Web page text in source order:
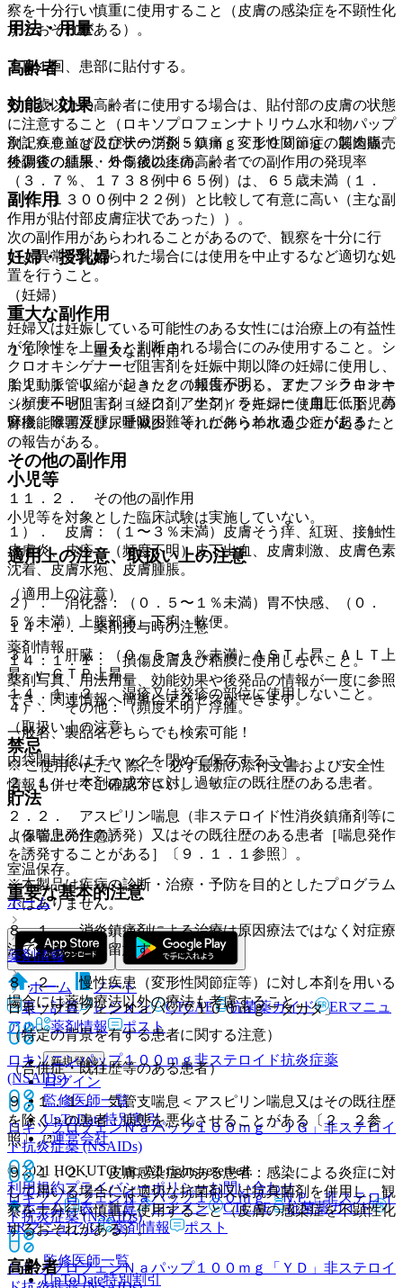
察を十分行い慎重に使用すること（皮膚の感染症を不顕性化
するおそれがある）。
高齢者
６５歳以上の高齢者に使用する場合は、貼付部の皮膚の状態
に注意すること（ロキソプロフェンナトリウム水和物パップ
剤１００ｍｇ及びテープ剤５０ｍｇ・１００ｍｇの製造販売
後調査の結果、６５歳以上の高齢者での副作用の発現率
（３．７％、１７３８例中６５例）は、６５歳未満（１．
７％、１３００例中２２例）と比較して有意に高い（主な副
作用が貼付部皮膚症状であった））。
妊婦・授乳婦
（妊婦）
妊婦又は妊娠している可能性のある女性には治療上の有益性
が危険性を上回ると判断される場合にのみ使用すること。シ
クロオキシゲナーゼ阻害剤を妊娠中期以降の妊婦に使用し、
胎児動脈管収縮が起きたとの報告がある。また、シクロオキ
シゲナーゼ阻害剤（経口剤、坐剤）を妊婦に使用し、胎児の
腎機能障害及び尿量減少、それに伴う羊水過少症が起きたと
の報告がある。
小児等
小児等を対象とした臨床試験は実施していない。
適用上の注意、取扱い上の注意
（適用上の注意）
１４．１． 薬剤投与時の注意
１４．１．１． 損傷皮膚及び粘膜に使用しないこと。
１４．１．２． 湿疹又は発疹の部位に使用しないこと。
（取扱い上の注意）
内袋開封後はチャックを閉めて保存すること。
貯法
（保管上の注意）
室温保存。
ホーム
薬剤情報
ロキソプロフェンＮａパップ１００ｍｇ「タカタ」
ロキソニンパップ１００ｍｇ非ステロイド抗炎症薬
(NSAIDs)
ロキソプロフェンＮａパップ１００ｍｇ「ＪＧ」非ステロイ
ド抗炎症薬 (NSAIDs)
ロキソプロフェンＮａパップ１００ｍｇ「ＮＰ」非ステロイ
ド抗炎症薬 (NSAIDs)
ロキソプロフェンＮａパップ１００ｍｇ「ＹＤ」 非ステロイ
用法・用量
１日１回、患部に貼付する。
効能・効果
次記疾患並びに症状の消炎・鎮痛：変形性関節症、筋肉痛、
外傷後の腫脹・外傷後の疼痛。
副作用
次の副作用があらわれることがあるので、観察を十分に行
い、異常が認められた場合には使用を中止するなど適切な処
置を行うこと。
重大な副作用
１１．１． 重大な副作用
１１．１．１． ショック（頻度不明）、アナフィラキシー
（頻度不明）：ショック、アナフィラキシー（血圧低下、蕁
麻疹、喉頭浮腫、呼吸困難等）があらわれることがある。
その他の副作用
１１．２． その他の副作用
１）． 皮膚：（１〜３％未満）皮膚そう痒、紅斑、接触性
皮膚炎、皮疹、（頻度不明）皮下出血、皮膚刺激、皮膚色素
沈着、皮膚水疱、皮膚腫脹。
２）． 消化器：（０．５〜１％未満）胃不快感、（０．
５％未満）上腹部痛、下痢・軟便。
３）． 肝臓：（０．５〜１％未満）ＡＳＴ上昇、ＡＬＴ上
昇、γ−ＧＴＰ上昇。
４）． その他：（頻度不明）浮腫。
禁忌
２．１． 本剤の成分に対し過敏症の既往歴のある患者。
２．２． アスピリン喘息（非ステロイド性消炎鎮痛剤等に
よる喘息発作の誘発）又はその既往歴のある患者［喘息発作
を誘発することがある］〔９．１．１参照〕。
重要な基本的注意
８．１． 消炎鎮痛剤による治療は原因療法ではなく対症療
法であることに留意すること。
８．２． 慢性疾患（変形性関節症等）に対し本剤を用いる
場合には薬物療法以外の療法も考慮すること。
（特定の背景を有する患者に関する注意）
（合併症・既往歴等のある患者）
９．１．１． 気管支喘息＜アスピリン喘息又はその既往歴
を除く＞の患者：病態を悪化させることがある〔２．２参
照〕。
９．１．２． 皮膚感染症のある患者：感染による炎症に対
して用いる場合には適切な抗菌剤又は抗真菌剤を併用し、観
察を十分行い慎重に使用すること（皮膚の感染症を不顕性化
するおそれがある）。
高齢者
薬剤情報
薬剤写真、用法用量、効能効果や後発品の情報が一度に参照
でき、関連情報へ簡単にアクセスができます。
一般名、製品名どちらでも検索可能！
※ ご使用いただく際に、必ず最新の添付文書および安全性
情報も併せてご確認下さい。
※本製品は疾病の診断・治療・予防を目的としたプログラム
ではありません。
ホーム
ノート
表・計算
レジメン CTCAE 抗菌薬ガイド
ERマニュ
アル
薬剤情報 ポスト
新規登録
ログイン
監修医師一覧
UpToDate特別割引
運営会社
© 2021 HOKUTO Inc. All rights reserved.
利用規約プライバシーポリシーお問い合わせ
ホーム
表・計算 レジメン CTCAE
抗菌薬ガイド
ERマニュアル
薬剤情報 ポスト
監修医師一覧
UpToDate特別割引